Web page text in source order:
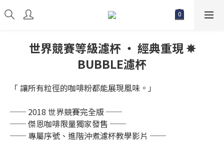
世界競賽等級濾杯 ‧ 經典重現 ✵
BUBBLE濾杯
「 讓所有粒徑的咖啡粉都能展現風味。」
── 2018 世界競賽完全版 ──
── 傑恩咖啡限量獨家發售 ──
── 專屬序號、進階沖煮濾杯教學影片 ──